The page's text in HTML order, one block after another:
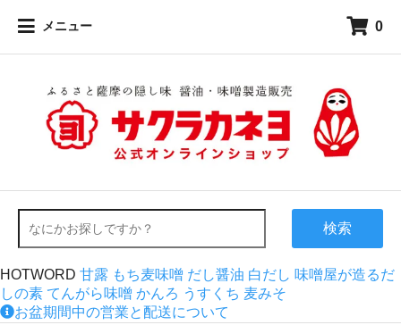
メニュー 0
検索
HOTWORD 甘露 もち麦味噌 だし醤油 白だし 味噌屋が造るだ
しの素 てんがら味噌 かんろ うすくち 麦みそ
お盆期間中の営業と配送について